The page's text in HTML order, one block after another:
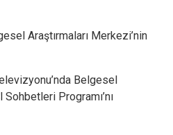
Araştırmaları Merkezi’nin
Belgesel
Programı’nı